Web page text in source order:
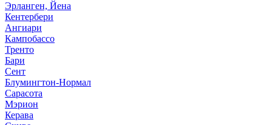
Эрланген, Йена
Кентербери
Ангиари
Кампобассо
Тренто
Бари
Сент
Блумингтон-Нормал
Сарасота
Мэрион
Керава